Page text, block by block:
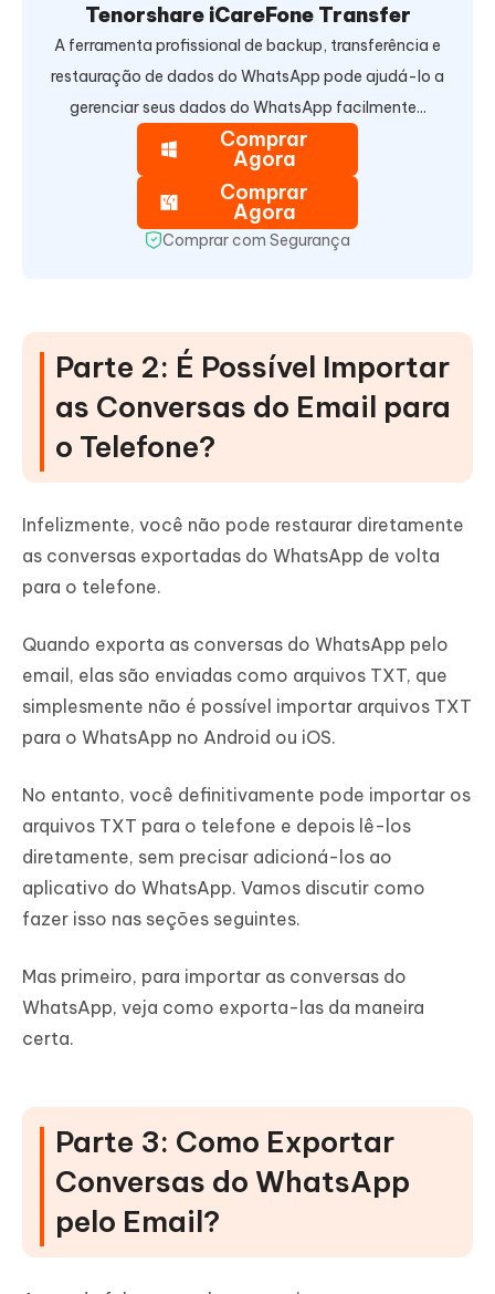
Tenorshare iCareFone Transfer
A ferramenta profissional de backup, transferência e
restauração de dados do WhatsApp pode ajudá-lo a
gerenciar seus dados do WhatsApp facilmente...
Comprar
Agora
Comprar
Agora
Comprar com Segurança
Parte 2: É Possível Importar
as Conversas do Email para
o Telefone?
Infelizmente, você não pode restaurar diretamente
as conversas exportadas do WhatsApp de volta
para o telefone.
Quando exporta as conversas do WhatsApp pelo
email, elas são enviadas como arquivos TXT, que
simplesmente não é possível importar arquivos TXT
para o WhatsApp no Android ou iOS.
No entanto, você definitivamente pode importar os
arquivos TXT para o telefone e depois lê-los
diretamente, sem precisar adicioná-los ao
aplicativo do WhatsApp. Vamos discutir como
fazer isso nas seções seguintes.
Mas primeiro, para importar as conversas do
WhatsApp, veja como exporta-las da maneira
certa.
Parte 3: Como Exportar
Conversas do WhatsApp
pelo Email?